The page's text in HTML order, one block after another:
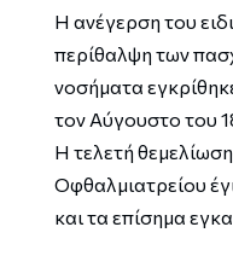
Η ανέγερση του
περίθαλψη των
νοσήματα
τον Αύγουστο του
Η τελετή
Οφθαλμιατρείου
και τα επίσημα